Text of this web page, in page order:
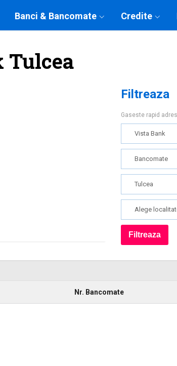
Banci & Bancomate Credite
Tulcea
Filtreaza
Gaseste rapid
Vista Bank
Bancomate
Tulcea
Alege
Nr. Bancomate